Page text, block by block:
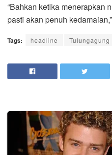
“Bahkan ketika menerapkan
pasti akan penuh
Tags: headline Tulungagung